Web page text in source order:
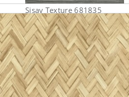
Sisay Texture 681835